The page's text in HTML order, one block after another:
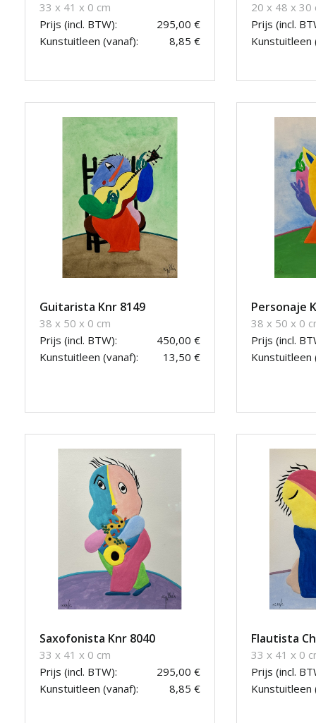
33 x 41 x 0 cm
Prijs (incl. BTW):
295,00 €
Kunstuitleen (vanaf):
8,85 €
20 x 48 x 30
Prijs (incl.
Kunstuitleen
Guitarista Knr 8149
38 x 50 x 0 cm
Prijs (incl. BTW):
450,00 €
Kunstuitleen (vanaf):
13,50 €
Personaje
38 x 50 x 0
Prijs (incl.
Kunstuitleen
Saxofonista Knr 8040
33 x 41 x 0 cm
Prijs (incl. BTW):
295,00 €
Kunstuitleen (vanaf):
8,85 €
Flautista
33 x 41 x 0
Prijs (incl.
Kunstuitleen